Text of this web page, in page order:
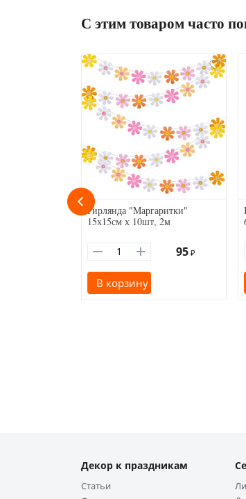
С этим товаром часто
Гирлянда "Маргаритки"
15х15см х 10шт, 2м
95 ₽
В корзину
Декор к праздникам
Статьи